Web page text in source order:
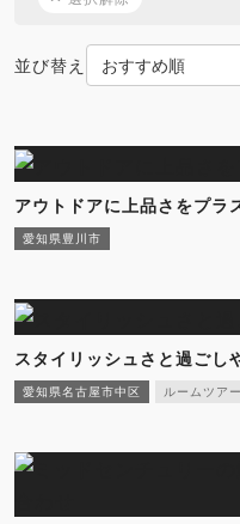
並び替え
アウトドアに上品さをプラ
愛知県豊川市
スタイリッシュさと過ごし
愛知県名古屋市中区 ルームツア